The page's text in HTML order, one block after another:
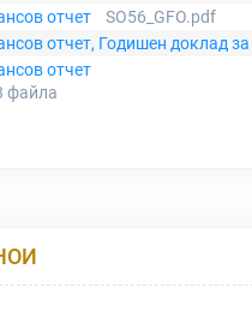
отчет
SO56_GFO.pdf
отчет, Годишен доклад за
отчет
файла